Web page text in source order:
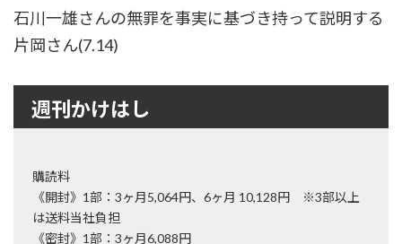
石川一雄さんの無罪を事実に基づき持って説明する
片岡さん(7.14)
週刊かけはし
購読料
《開封》1部：3ヶ月5,064円、6ヶ月 10,128円 ※3部以上
は送料当社負担
《密封》1部：3ヶ月6,088円